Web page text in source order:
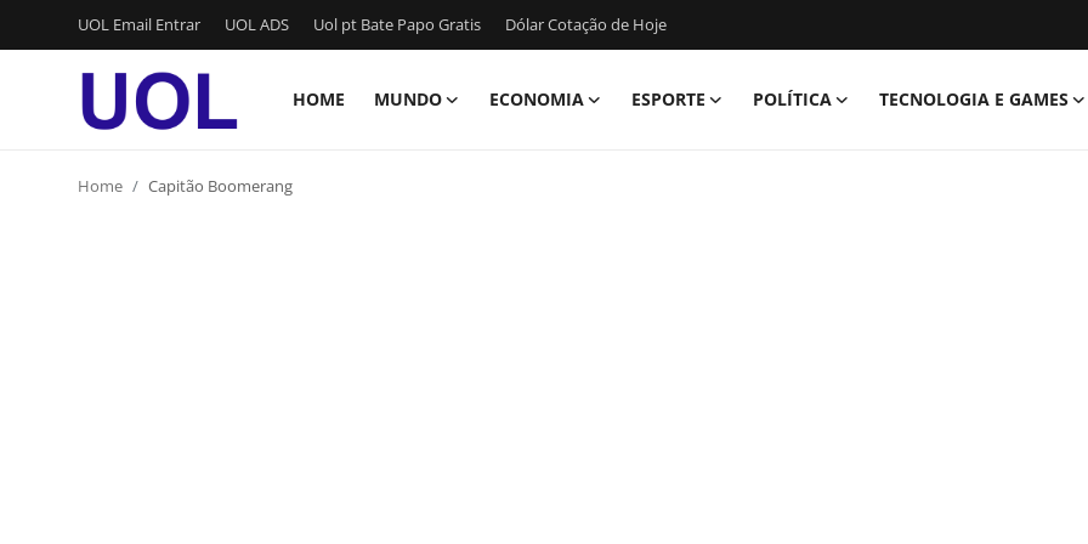
UOL Email Entrar UOL ADS Uol pt Bate Papo Gratis Dólar Cotação de Hoje
HOME MUNDO ECONOMIA ESPORTE POLÍTICA
TECNOLOGIA E GAMES
Login
Home Capitão Boomerang